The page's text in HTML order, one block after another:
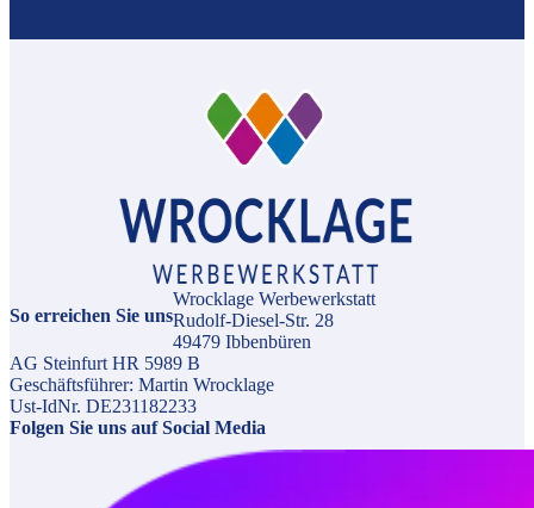
So erreichen Sie uns
Wrocklage Werbewerkstatt
Rudolf-Diesel-Str. 28
49479 Ibbenbüren
AG Steinfurt HR 5989 B
Geschäftsführer: Martin Wrocklage
Ust-IdNr. DE231182233
Folgen Sie uns auf Social Media